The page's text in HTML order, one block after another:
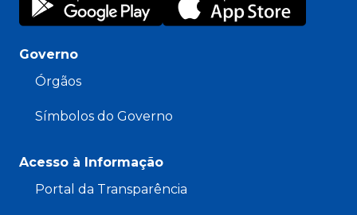
Governo
Órgãos
Símbolos do Governo
Acesso à Informação
Portal da Transparência